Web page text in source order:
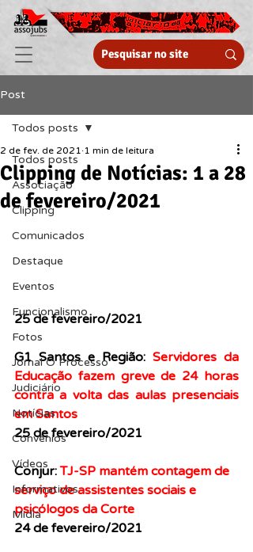
Post
Todos posts
Associação
Clipping
Comunicados
Destaque
Eventos
Funcionalismo
Fotos
Jornal O Processo
Judiciário
Notícias
Convênios
Vídeos
Informativos
Midia
Todos posts
Clipping de Notícias: 1 a 28
de fevereiro/2021
2 de fev. de 2021 1 min de leitura
25 de fevereiro/2021
G1 Santos e Região: Servidores da
Educação fazem greve de 24 horas
contra a volta das aulas presenciais
em Santos
25 de fevereiro/2021
Conjur: TJ-SP mantém contagem de
serviço de assistentes sociais e
psicólogos da Corte
24 de fevereiro/2021